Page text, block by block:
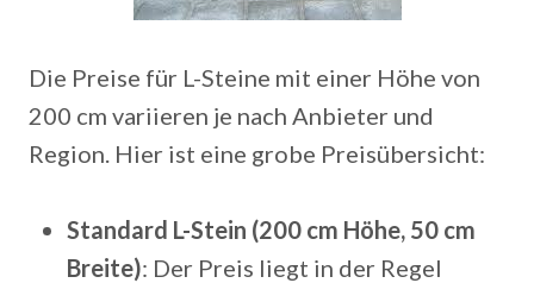
Die Preise für L-Steine mit einer Höhe von
200 cm variieren je nach Anbieter und
Region. Hier ist eine grobe Preisübersicht:
Standard L-Stein (200 cm Höhe, 50 cm
Breite): Der Preis liegt in der Regel